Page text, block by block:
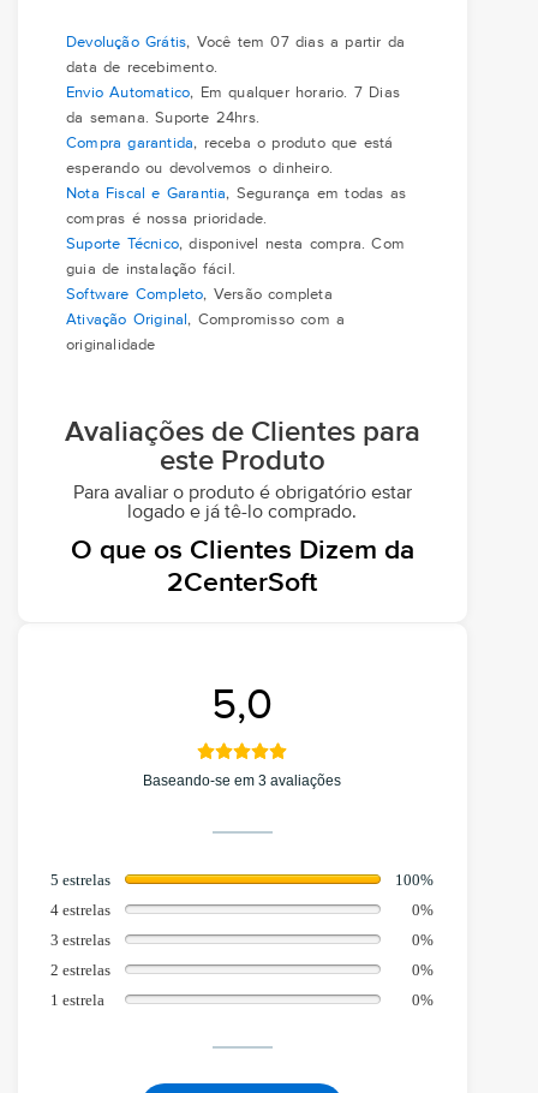
5,0
Baseando-se em 3 avaliações
5 estrelas
100%
4 estrelas
0%
3 estrelas
0%
2 estrelas
0%
1 estrela
0%
Devolução Grátis, Você tem 07 dias a partir da
data de recebimento.
Envio Automatico, Em qualquer horario. 7 Dias
da semana. Suporte 24hrs.
Compra garantida, receba o produto que está
esperando ou devolvemos o dinheiro.
Nota Fiscal e Garantia, Segurança em todas as
compras é nossa prioridade.
Suporte Técnico, disponivel nesta compra. Com
guia de instalação fácil.
Software Completo, Versão completa
Ativação Original , Compromisso com a
originalidade
Avaliações de Clientes para
este Produto
Para avaliar o produto é obrigatório estar
logado e já tê-lo comprado.
O que os Clientes Dizem da
2CenterSoft